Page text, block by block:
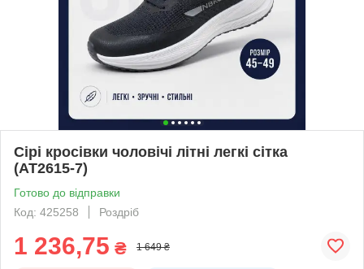
Сірі кросівки чоловічі літні легкі сітка
(AT2615-7)
Готово до відправки
Код: 425258
Роздріб
1 236,75 ₴ 1 649 ₴